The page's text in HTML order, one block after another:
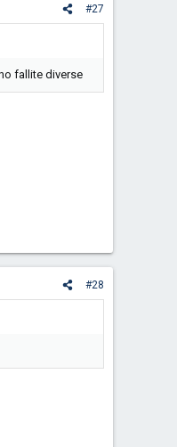
#27
fallite diverse
#28